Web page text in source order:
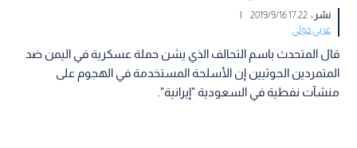
نشر :17:22 2019/9/16
|
عربي دولي
قال المتحدث باسم التحالف الذي يشن حملة عسكرية في اليمن ضد
المتمردين الحوثيين إن الأسلحة المستخدمة في الهجوم على
منشآت نفطية في السعودية "إيرانية".